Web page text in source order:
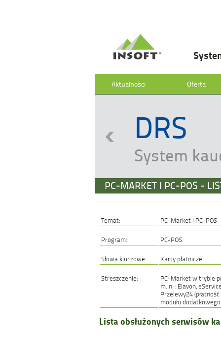
Aktualności Oferta
PC-MARKET I PC-POS -
DRS
System
Temat: PC-Market i PC-POS
Program: PC-POS
Słowa kluczowe: Karty płatnicze
Streszczenie:
PC-Market w trybie
m.in. : Elavon,
Przelewy24
modułu
Lista obsłużonych serwisów